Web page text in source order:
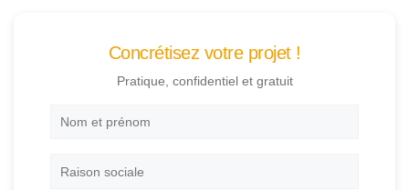
Concrétisez votre projet !
Pratique, confidentiel et gratuit
Nom
Raison